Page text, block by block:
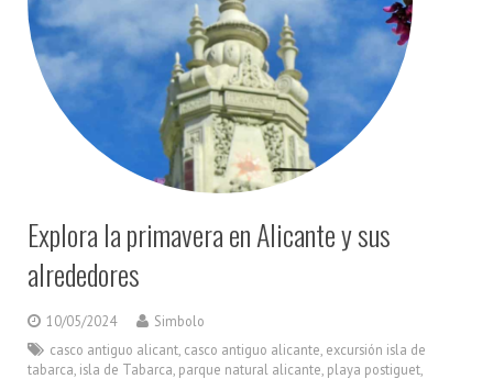
Explora la primavera en Alicante y sus
alrededores
10/05/2024
Simbolo
casco antiguo alicant casco antiguo alicante excursión isla de
tabarca isla de Tabarca parque natural alicante playa postiguet